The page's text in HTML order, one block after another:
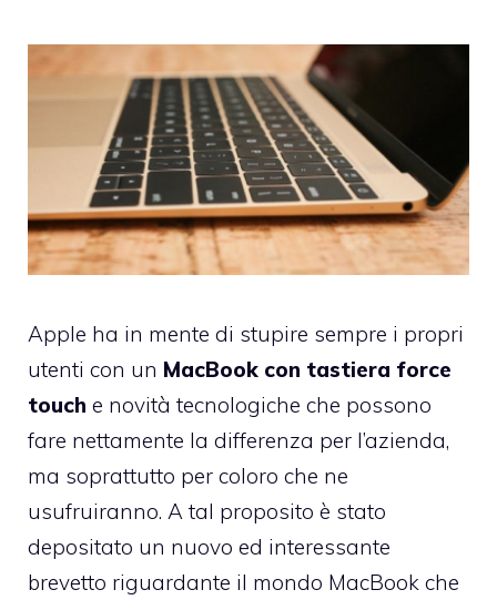
Apple ha in mente di stupire sempre i propri
utenti con un MacBook con tastiera force
touch e novità tecnologiche che possono
fare nettamente la differenza per l’azienda,
ma soprattutto per coloro che ne
usufruiranno. A tal proposito è stato
depositato un nuovo ed interessante
brevetto riguardante il mondo MacBook che